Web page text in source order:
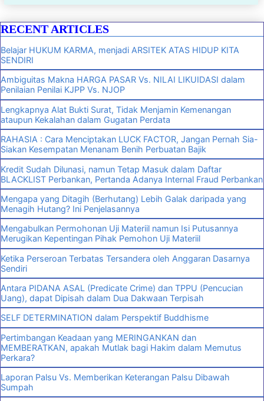
RECENT ARTICLES
Belajar HUKUM KARMA, menjadi ARSITEK ATAS HIDUP KITA
SENDIRI
Ambiguitas Makna HARGA PASAR Vs. NILAI LIKUIDASI dalam
Penilaian Penilai KJPP Vs. NJOP
Lengkapnya Alat Bukti Surat, Tidak Menjamin Kemenangan
ataupun Kekalahan dalam Gugatan Perdata
RAHASIA : Cara Menciptakan LUCK FACTOR, Jangan Pernah Sia-
Siakan Kesempatan Menanam Benih Perbuatan Bajik
Kredit Sudah Dilunasi, namun Tetap Masuk dalam Daftar
BLACKLIST Perbankan, Pertanda Adanya Internal Fraud Perbankan
Mengapa yang Ditagih (Berhutang) Lebih Galak daripada yang
Menagih Hutang? Ini Penjelasannya
Mengabulkan Permohonan Uji Materiil namun Isi Putusannya
Merugikan Kepentingan Pihak Pemohon Uji Materiil
Ketika Perseroan Terbatas Tersandera oleh Anggaran Dasarnya
Sendiri
Antara PIDANA ASAL (Predicate Crime) dan TPPU (Pencucian
Uang), dapat Dipisah dalam Dua Dakwaan Terpisah
SELF DETERMINATION dalam Perspektif Buddhisme
Pertimbangan Keadaan yang MERINGANKAN dan
MEMBERATKAN, apakah Mutlak bagi Hakim dalam Memutus
Perkara?
Laporan Palsu Vs. Memberikan Keterangan Palsu Dibawah
Sumpah